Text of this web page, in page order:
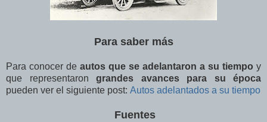
Para saber más
Para conocer de autos que se adelantaron a su tiempo y
que representaron grandes avances para su época
pueden ver el siguiente post: Autos adelantados a su tiempo
Fuentes